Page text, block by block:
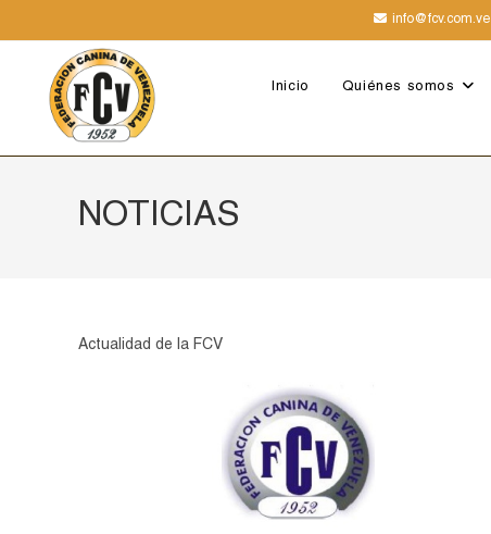
info@fcv.com.ve
Inicio Quiénes somos
NOTICIAS
Actualidad de la FCV